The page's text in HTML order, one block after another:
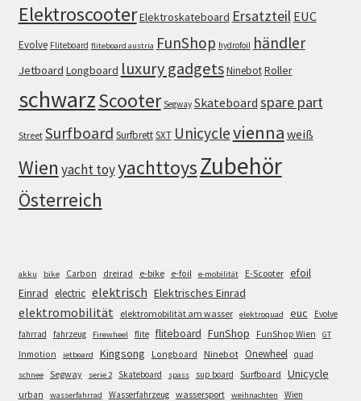
ElektroscooterElektroskateboard Ersatzteil EUC
Evolve Fliteboard fliteboard austria FunShop hydrofoil händler
Jetboard Longboard luxury gadgetsNinebotRoller
schwarzScooter Segway Skateboard spare part
Street Surfboard SurfbrettSXT Unicyclevienna weiß
Wien yacht toyyachttoysZubehör
Österreich
akku bike Carbon dreirad e-bike e-foil e-mobilität E-Scooter efoil
Einrad electric elektrisch Elektrisches Einrad
elektromobilität elektromobilität am wasser elektroquad euc
Evolve
fahrrad
fahrzeug Firewheel flite fliteboard FunShop FunShop Wien GT
Inmotion jetboard Kingsong Longboard Ninebot Onewheel quad
schnee Segway serie 2 Skateboard spass sup board Surfboard Unicycle
urban wasserfahrrad Wasserfahrzeug wassersport weihnachten
Wien